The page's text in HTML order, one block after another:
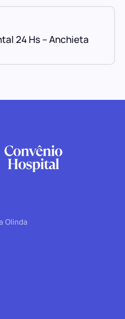
24 Hs – Anchieta
Olinda